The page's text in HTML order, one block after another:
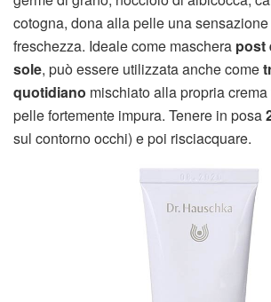
cotogna, dona alla pelle una
freschezza. Ideale come maschera post
sole, può essere utilizzata anche come
quotidiano mischiato alla propria
pelle fortemente impura. Tenere in posa
sul contorno occhi) e poi risciacquare.